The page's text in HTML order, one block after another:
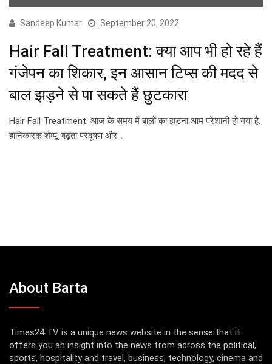
Sandeep Kumar September 20, 2022
Hair Fall Treatment: क्या आप भी हो रहे हैं
गंजेपन का शिकार, इन आसान टिप्स की मदद से
बाल झड़ने से पा सकते हैं छुटकारा
Hair Fall Treatment: आज के समय में बालों का झड़ना आम परेशानी हो गया है.
हानिकारक शैम्पू, बढ़ता प्रदूषण और…
About Barta
Times24 TV is a unique news website in the sense that it
offers you an insight into the news from across the political,
sports, hospitality and travel, business, technology, cinema and